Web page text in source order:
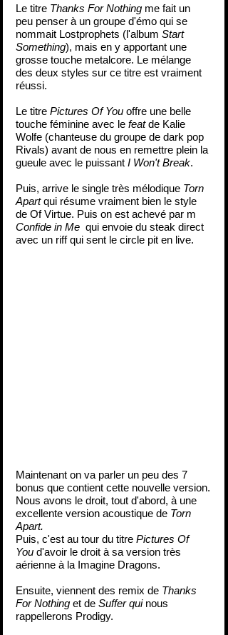
Le titre Thanks For Nothing me fait un
peu penser à un groupe d'émo qui se
nommait Lostprophets (l'album Start
Something), mais en y apportant une
grosse touche metalcore. Le mélange
des deux styles sur ce titre est vraiment
réussi.
Le titre Pictures Of You offre une belle
touche féminine avec le feat de Kalie
Wolfe (chanteuse du groupe de dark pop
Rivals) avant de nous en remettre plein la
gueule avec le puissant I Won't Break.
Puis, arrive le single très mélodique Torn
Apart qui résume vraiment bien le style
de Of Virtue. Puis on est achevé par m
Confide in Me
  qui envoie du steak direct
avec un riff qui sent le circle pit en live.
Maintenant on va parler un peu des 7
bonus que contient cette nouvelle version.
Nous avons le droit, tout d'abord, à une
excellente version acoustique de Torn
Apart.
Puis, c'est au tour du titre Pictures Of
You d'avoir le droit à sa version très
aérienne à la Imagine Dragons.
Ensuite, viennent des remix de Thanks
For Nothing et de Suffer qui nous
rappellerons Prodigy.